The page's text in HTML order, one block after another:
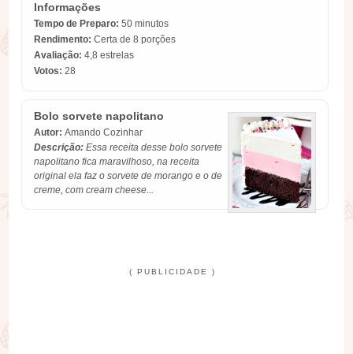
Informações
Tempo de Preparo:50 minutos
Rendimento:Certa de 8 porções
Avaliação: 4,8 estrelas
Votos: 28
Bolo sorvete napolitano
Autor:Amando Cozinhar
Descrição:Essa receita desse bolo sorvete
napolitano fica maravilhoso, na receita
original ela faz o sorvete de morango e o de
creme, com cream cheese...
( PUBLICIDADE )